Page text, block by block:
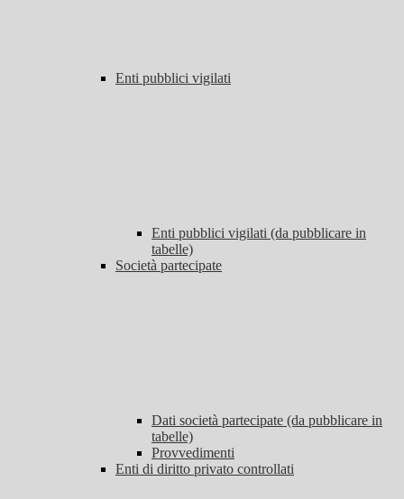
Enti pubblici vigilati
Enti pubblici vigilati (da pubblicare in
tabelle)
Società partecipate
Dati società partecipate (da pubblicare in
tabelle)
Provvedimenti
Enti di diritto privato controllati